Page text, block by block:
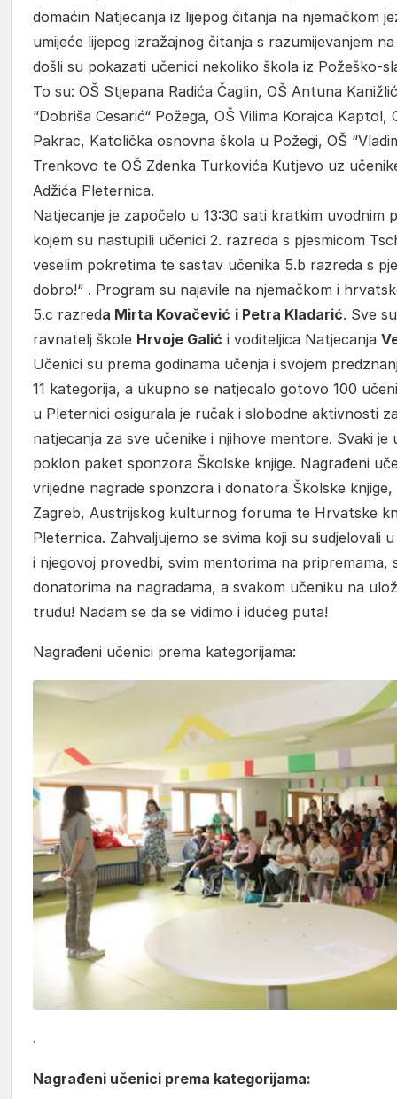
domaćin Natjecanja iz lijepog čitanja na njemačkom
umijeće lijepog izražajnog čitanja s razumijevanjem
došli su pokazati učenici nekoliko škola iz Požeško-
To su: OŠ Stjepana Radića Čaglin, OŠ Antuna
“Dobriša Cesarić“ Požega, OŠ Vilima Korajca Kaptol,
Pakrac, Katolička osnovna škola u Požegi, OŠ
Trenkovo te OŠ Zdenka Turkovića Kutjevo uz
Adžića Pleternica.
Natjecanje je započelo u 13:30 sati kratkim uvodnim
kojem su nastupili učenici 2. razreda s pjesmicom
veselim pokretima te sastav učenika 5.b razreda s
dobro!“ . Program su najavile na njemačkom i
5.c razreda Mirta Kovačević i Petra Kladarić. Sve
ravnatelj škole Hrvoje Galić i voditeljica Natjecanja
Učenici su prema godinama učenja i svojem
11 kategorija, a ukupno se natjecalo gotovo 100
u Pleternici osigurala je ručak i slobodne aktivnosti
natjecanja za sve učenike i njihove mentore. Svaki je
poklon paket sponzora Školske knjige. Nagrađeni
vrijedne nagrade sponzora i donatora Školske
Zagreb, Austrijskog kulturnog foruma te Hrvatske
Pleternica. Zahvaljujemo se svima koji su sudjelovali
i njegovoj provedbi, svim mentorima na pripremama,
donatorima na nagradama, a svakom učeniku na
trudu! Nadam se da se vidimo i idućeg puta!
Nagrađeni učenici prema kategorijama:
.
Nagrađeni učenici prema kategorijama: